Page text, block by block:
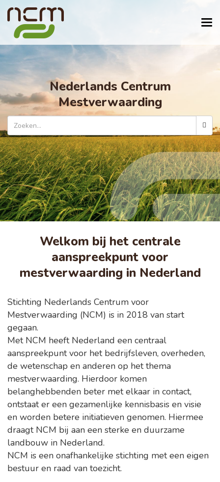
Nederlands Centrum
Mestverwaarding
Welkom bij het centrale
aanspreekpunt voor
mestverwaarding in Nederland
Stichting Nederlands Centrum voor
Mestverwaarding (NCM) is in 2018 van start
gegaan.
Met NCM heeft Nederland een centraal
aanspreekpunt voor het bedrijfsleven, overheden,
de wetenschap en anderen op het thema
mestverwaarding. Hierdoor komen
belanghebbenden beter met elkaar in contact,
ontstaat er een gezamenlijke kennisbasis en visie
en worden betere initiatieven genomen. Hiermee
draagt NCM bij aan een sterke en duurzame
landbouw in Nederland.
NCM is een onafhankelijke stichting met een eigen
bestuur en raad van toezicht.